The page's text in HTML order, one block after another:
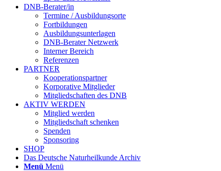
DNB-Berater/in
Termine / Ausbildungsorte
Fortbildungen
Ausbildungsunterlagen
DNB-Berater Netzwerk
Interner Bereich
Referenzen
PARTNER
Kooperationspartner
Korporative Mitglieder
Mitgliedschaften des DNB
AKTIV WERDEN
Mitglied werden
Mitgliedschaft schenken
Spenden
Sponsoring
SHOP
Das Deutsche Naturheilkunde Archiv
Menü Menü